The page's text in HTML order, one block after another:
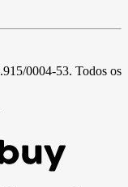
0004-53. Todos os